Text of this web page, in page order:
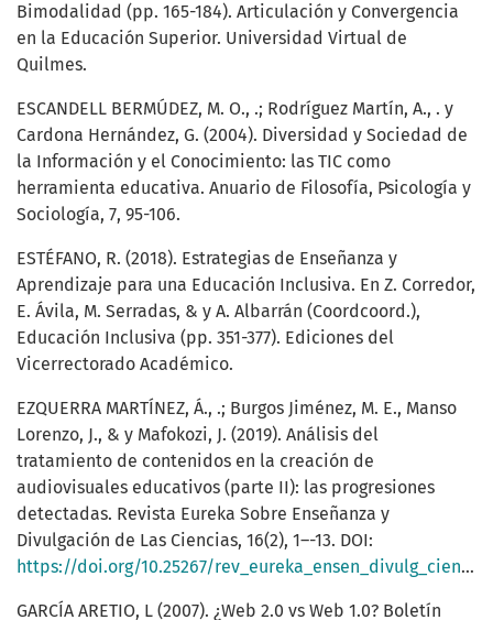
Bimodalidad (pp. 165-184). Articulación y Convergencia
en la Educación Superior. Universidad Virtual de
Quilmes.
ESCANDELL BERMÚDEZ, M. O., .; Rodríguez Martín, A., . y
Cardona Hernández, G. (2004). Diversidad y Sociedad de
la Información y el Conocimiento: las TIC como
herramienta educativa. Anuario de Filosofía, Psicología y
Sociología, 7, 95-106.
ESTÉFANO, R. (2018). Estrategias de Enseñanza y
Aprendizaje para una Educación Inclusiva. En Z. Corredor,
E. Ávila, M. Serradas, & y A. Albarrán (Coordcoord.),
Educación Inclusiva (pp. 351-377). Ediciones del
Vicerrectorado Académico.
EZQUERRA MARTÍNEZ, Á., .; Burgos Jiménez, M. E., Manso
Lorenzo, J., & y Mafokozi, J. (2019). Análisis del
tratamiento de contenidos en la creación de
audiovisuales educativos (parte II): las progresiones
detectadas. Revista Eureka Sobre Enseñanza y
Divulgación de Las Ciencias, 16(2), 1–-13. DOI:
https://doi.org/10.25267/rev_eureka_ensen_divulg_cienc.2019.v16.i2.2601
GARCÍA ARETIO, L (2007). ¿Web 2.0 vs Web 1.0? Boletín